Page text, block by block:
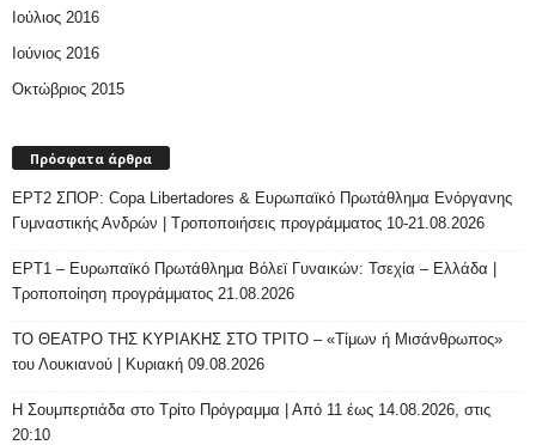
Ιούλιος 2016
Ιούνιος 2016
Οκτώβριος 2015
Πρόσφατα άρθρα
ΕΡΤ2 ΣΠΟΡ: Copa Libertadores & Ευρωπαϊκό Πρωτάθλημα Ενόργανης
Γυμναστικής Ανδρών | Τροποποιήσεις προγράμματος 10-21.08.2026
ΕΡΤ1 – Ευρωπαϊκό Πρωτάθλημα Βόλεϊ Γυναικών: Τσεχία – Ελλάδα |
Τροποποίηση προγράμματος 21.08.2026
ΤΟ ΘΕΑΤΡΟ ΤΗΣ ΚΥΡΙΑΚΗΣ ΣΤΟ ΤΡΙΤΟ – «Τίμων ή Μισάνθρωπος»
του Λουκιανού | Κυριακή 09.08.2026
H Σουμπερτιάδα στο Τρίτο Πρόγραμμα | Από 11 έως 14.08.2026, στις
20:10